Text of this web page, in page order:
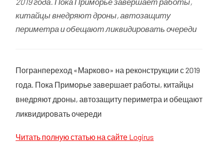
китайцы внедряют дроны, автозащиту
периметра и обещают ликвидировать очереди
Погранпереход «Марково» на реконструкции с 2019
года. Пока Приморье завершает работы, китайцы
внедряют дроны, автозащиту периметра и обещают
ликвидировать очереди
Читать полную статью на сайте Logirus